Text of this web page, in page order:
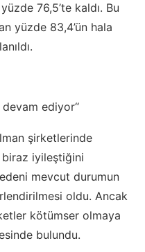
76,5’te kaldı. Bu
yüzde 83,4’ün hala
ediyor“
şirketlerinde
biraz iyileştiğini
mevcut durumun
oldu. Ancak
kötümser olmaya
bulundu.